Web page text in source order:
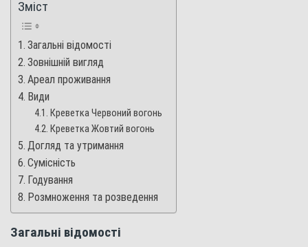
Зміст
Загальні відомості
Зовнішній вигляд
Ареал проживання
Види
Креветка Червоний вогонь
Креветка Жовтий вогонь
Догляд та утримання
Сумісність
Годування
Розмноження та розведення
Загальні відомості